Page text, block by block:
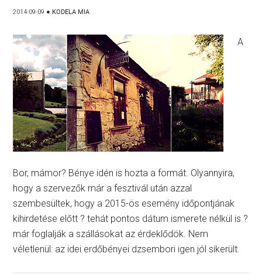
2014-09-09 ● KODELA MIA
A
Bor, mámor? Bénye idén is hozta a formát. Olyannyira,
hogy a szervezők már a fesztivál után azzal
szembesültek, hogy a 2015-ös esemény időpontjának
kihirdetése előtt ? tehát pontos dátum ismerete nélkül is ?
már foglalják a szállásokat az érdeklődök. Nem
véletlenül: az idei erdőbényei dzsembori igen jól sikerült.